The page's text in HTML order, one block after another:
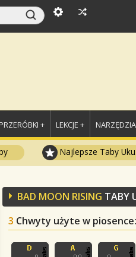
PRZERÓBKI + LEKCJE +
Najlepsze Taby Ukulele
BAD MOON RISING TABY
3 Chwyty użyte w piosence